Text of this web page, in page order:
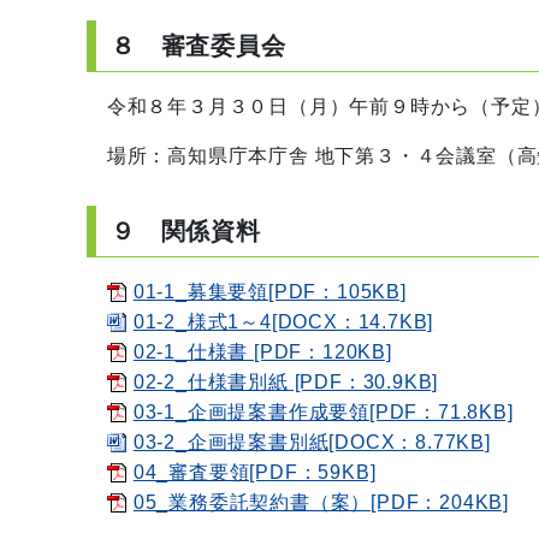
８ 審査委員会
令和８年３月３０日（月）午前９時から（予定
場所：高知県庁本庁舎 地下第３・４会議室（高
９ 関係資料
01-1_募集要領[PDF：105KB]
01-2_様式1～4[DOCX：14.7KB]
02-1_仕様書 [PDF：120KB]
02-2_仕様書別紙 [PDF：30.9KB]
03-1_企画提案書作成要領[PDF：71.8KB]
03-2_企画提案書別紙[DOCX：8.77KB]
04_審査要領[PDF：59KB]
05_業務委託契約書（案）[PDF：204KB]